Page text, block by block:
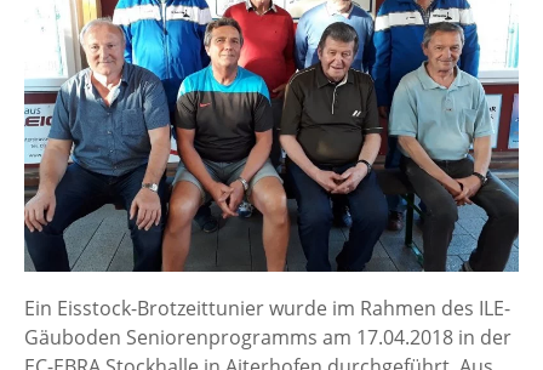
Ein Eisstock-Brotzeittunier wurde im Rahmen des ILE-
Gäuboden Seniorenprogramms am 17.04.2018 in der